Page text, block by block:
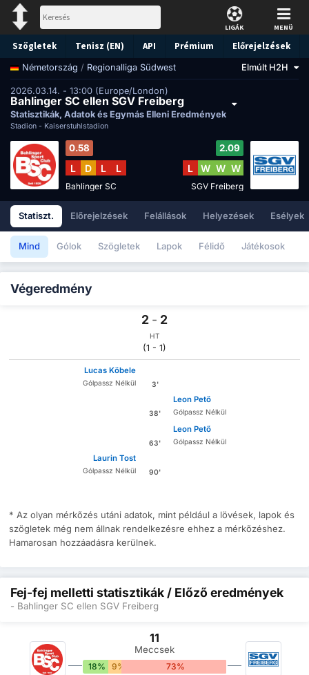
LIGÁK MENÜ
Szögletek Tenisz (EN) API Prémium Előrejelzések
Németország / Regionalliga Südwest Elmúlt H2H
2026.03.14. - 13:00 (Europe/London)
Bahlinger SC ellen SGV Freiberg
Statisztikák, Adatok és Egymás Elleni Eredmények
Stadion - Kaiserstuhlstadion
0.58
L D L L
Bahlinger SC
2.09
L W W W
SGV Freiberg
Statiszt. Előrejelzések Felállások Helyezések Esélyek
Mind Gólok Szögletek Lapok Félidő Játékosok
Végeredmény
2 - 2
HT
(1 - 1)
Lucas Köbele
Gólpassz Nélkül 3'
38'
Leon Pető
Gólpassz Nélkül
63'
Leon Pető
Gólpassz Nélkül
Laurin Tost
Gólpassz Nélkül 90'
* Az olyan mérkőzés utáni adatok, mint például a lövések, lapok és
szögletek még nem állnak rendelkezésre ehhez a mérkőzéshez.
Hamarosan hozzáadásra kerülnek.
Fej-fej melletti statisztikák / Előző eredmények
- Bahlinger SC ellen SGV Freiberg
11
Meccsek
18% 9% 73%